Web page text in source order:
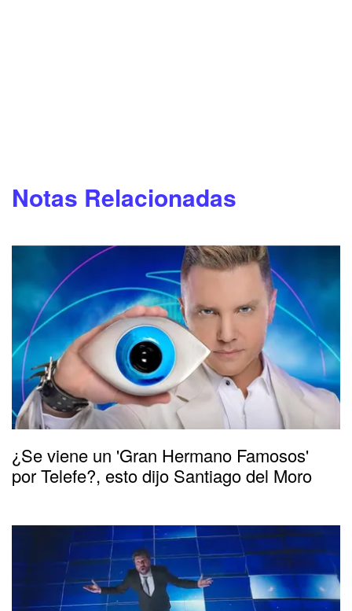
Notas Relacionadas
¿Se viene un 'Gran Hermano Famosos'
por Telefe?, esto dijo Santiago del Moro